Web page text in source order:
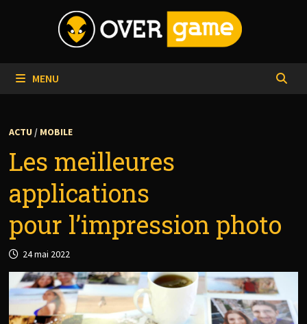
MENU
ACTU / MOBILE
Les meilleures
applications
pour l’impression photo
24 mai 2022